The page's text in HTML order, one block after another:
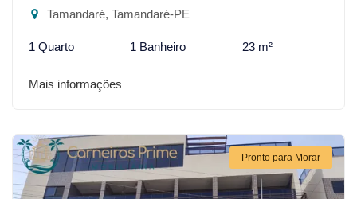
Tamandaré, Tamandaré-PE
1 Quarto 1 Banheiro 23 m²
Mais informações
Pronto para Morar